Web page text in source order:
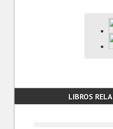
LIBROS